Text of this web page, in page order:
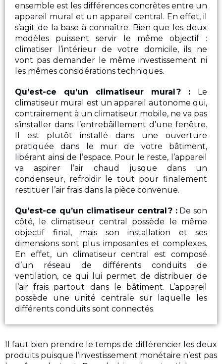
ensemble est les différences concrètes entre un
appareil mural et un appareil central. En effet, il
s’agit de la base à connaître. Bien que les deux
modèles puissent servir le même objectif :
climatiser l’intérieur de votre domicile, ils ne
vont pas demander le même investissement ni
les mêmes considérations techniques.
Qu’est-ce qu’un climatiseur mural? : Le
climatiseur mural est un appareil autonome qui,
contrairement à un climatiseur mobile, ne va pas
s’installer dans l’entrebâillement d’une fenêtre.
Il est plutôt installé dans une ouverture
pratiquée dans le mur de votre bâtiment,
libérant ainsi de l’espace. Pour le reste, l’appareil
va aspirer l’air chaud jusque dans un
condenseur, refroidir le tout pour finalement
restituer l’air frais dans la pièce convenue.
Qu’est-ce qu’un climatiseur central? :De son
côté, le climatiseur central possède le même
objectif final, mais son installation et ses
dimensions sont plus imposantes et complexes.
En effet, un climatiseur central est composé
d’un réseau de différents conduits de
ventilation, ce qui lui permet de distribuer de
l’air frais partout dans le bâtiment. L’appareil
possède une unité centrale sur laquelle les
différents conduits sont connectés.
Il faut bien prendre le temps de différencier les deux
produits puisque l’investissement monétaire n’est pas